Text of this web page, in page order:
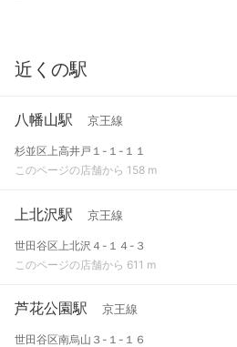
近くの駅
八幡山駅 京王線
杉並区上高井戸１-１-１１
このページの店舗から 158 m
上北沢駅 京王線
世田谷区上北沢４-１４-３
このページの店舗から 611 m
芦花公園駅 京王線
世田谷区南烏山３-１-１６